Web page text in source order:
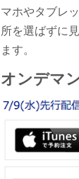
マホやタブレ
所を選ばずに
ます。
オンデマ